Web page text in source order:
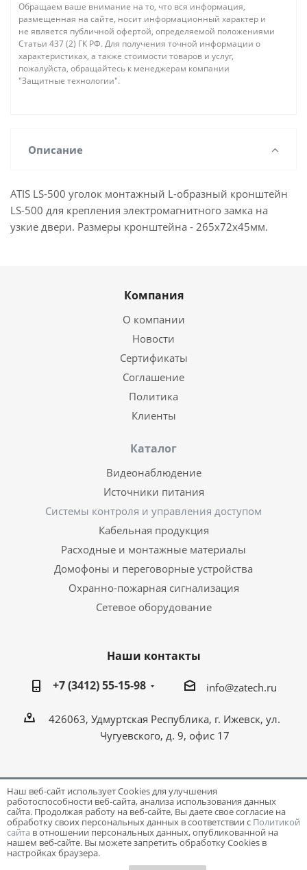
Обращаем ваше внимание на то, что вся информация,
размещенная на сайте, носит информационный характер и
не является публичной офертой, определяемой положениями
Статьи 437 (2) ГК РФ. Для получения точной информации о
характеристиках, а также стоимости товаров и услуг,
пожалуйста, обращайтесь к менеджерам компании
"Защитные технологии".
Описание
ATIS LS-500 уголок монтажный L-oбразный кронштейн
LS-500 для крепления электромагнитного замка на
узкие двери. Размеры кронштейна - 265x72x45мм.
Компания
О компании
Новости
Сертификаты
Соглашение
Политика
Клиенты
Каталог
Видеонаблюдение
Источники питания
Системы контроля и управления доступом
Кабельная продукция
Расходные и монтажные материалы
Домофоны и переговорные устройства
Охранно-пожарная сигнализация
Сетевое оборудование
Наши контакты
+7 (3412) 55-15-98
info@zatech.ru
426063, Удмуртская Республика, г. Ижевск, ул.
Чугуевского, д. 9, офис 17
Разработка и поддержка сайта -Victory
Наш веб-сайт использует Cookies для улучшения
работоспособности веб-сайта, анализа использования данных
сайта. Продолжая работу на веб-сайте, Вы даете свое согласие на
обработку своих персональных данных в соответствии с Политикой
сайта в отношении персональных данных, опубликованной на
нашем веб-сайте. Вы можете запретить обработку Cookies в
настройках браузера.